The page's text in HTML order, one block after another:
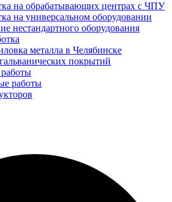
на обрабатывающих центрах с ЧПУ
на универсальном оборудовании
нестандартного оборудования
металла в Челябинске
покрытий
работы